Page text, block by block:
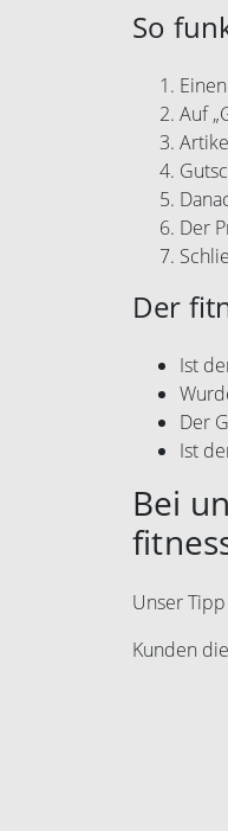
So
Auf
Der
Der
Ist
Der
Ist
Bei
Unser
Kunden